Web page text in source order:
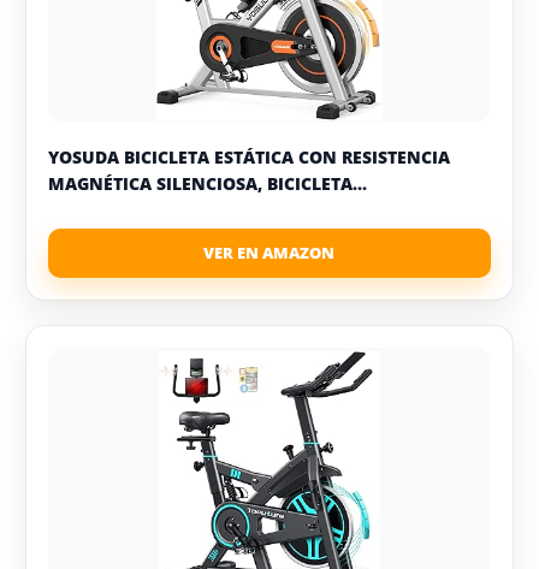
YOSUDA BICICLETA ESTÁTICA CON RESISTENCIA
MAGNÉTICA SILENCIOSA, BICICLETA...